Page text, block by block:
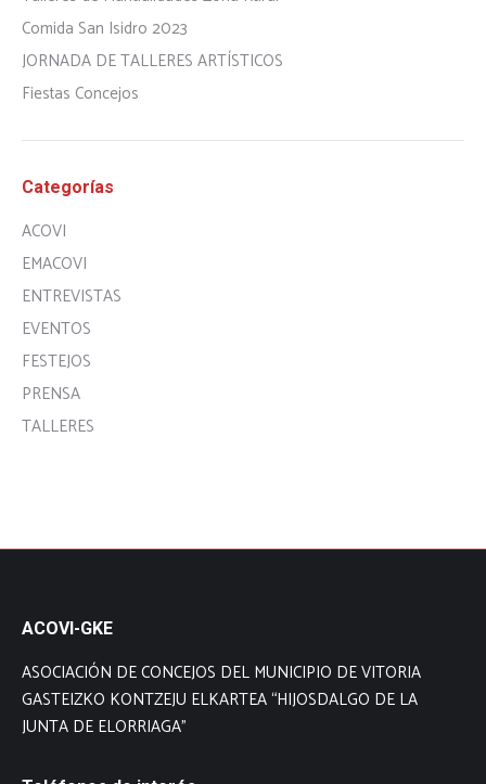
Comida San Isidro 2023
JORNADA DE TALLERES ARTÍSTICOS
Fiestas Concejos
Categorías
ACOVI
EMACOVI
ENTREVISTAS
EVENTOS
FESTEJOS
PRENSA
TALLERES
ACOVI-GKE
ASOCIACIÓN DE CONCEJOS DEL MUNICIPIO DE VITORIA
GASTEIZKO KONTZEJU ELKARTEA “HIJOSDALGO DE LA
JUNTA DE ELORRIAGA”